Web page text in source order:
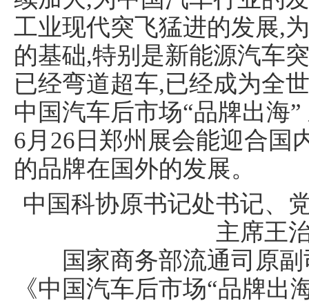
工业现代突飞猛进的发展,
的基础,特别是新能源汽车
已经弯道超车,已经成为全
中国汽车后市场“品牌出海
6月26日郑州展会能迎合国
的品牌在国外的发展。
中国科协原书记处书记、
主席王
国家商务部流通司原副
《中国汽车后市场“品牌出